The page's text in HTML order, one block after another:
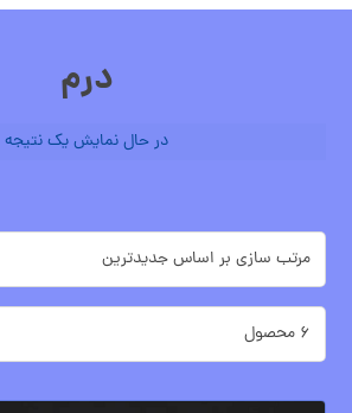
درم
در حال نمایش یک نتیجه